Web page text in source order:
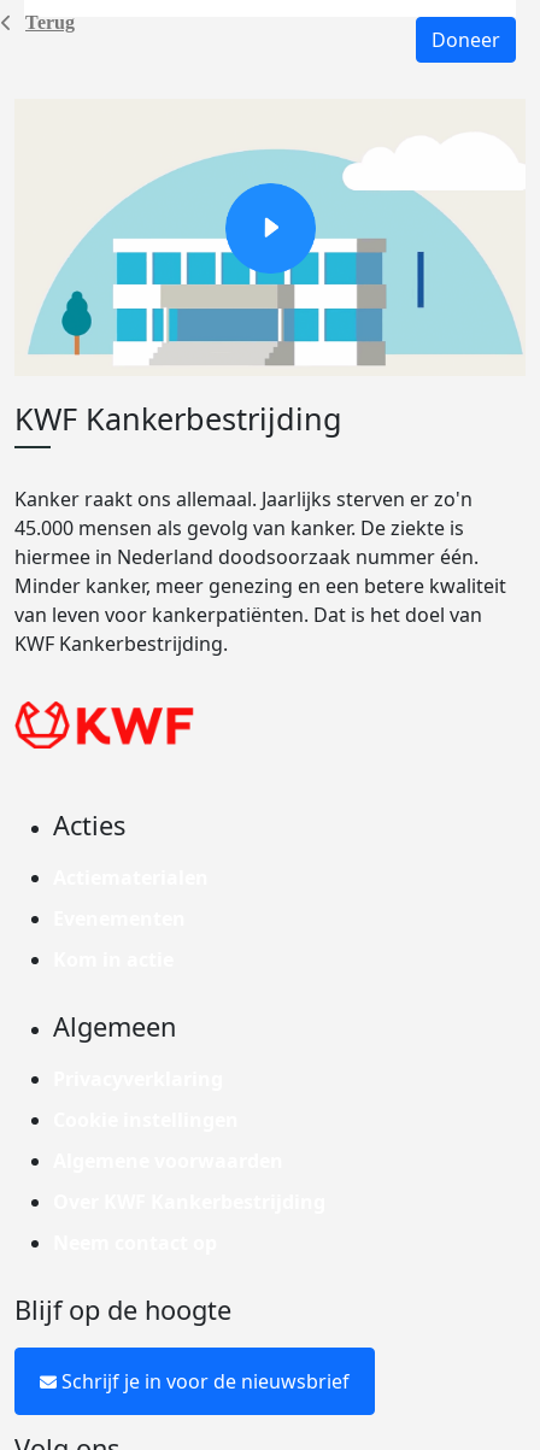
Terug
Doneer
KWF Kankerbestrijding
Kanker raakt ons allemaal. Jaarlijks sterven er zo'n
45.000 mensen als gevolg van kanker. De ziekte is
hiermee in Nederland doodsoorzaak nummer één.
Minder kanker, meer genezing en een betere kwaliteit
van leven voor kankerpatiënten. Dat is het doel van
KWF Kankerbestrijding.
Acties
Algemeen
Blijf op de hoogte
Schrijf je in voor de nieuwsbrief